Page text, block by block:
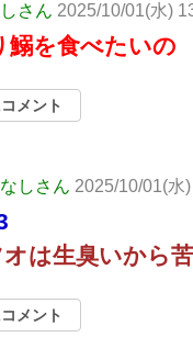
さん 2025/10/01(水)
鰯を食べたいの
メント
しさん 2025/10/01(水
オは生臭いから
メント